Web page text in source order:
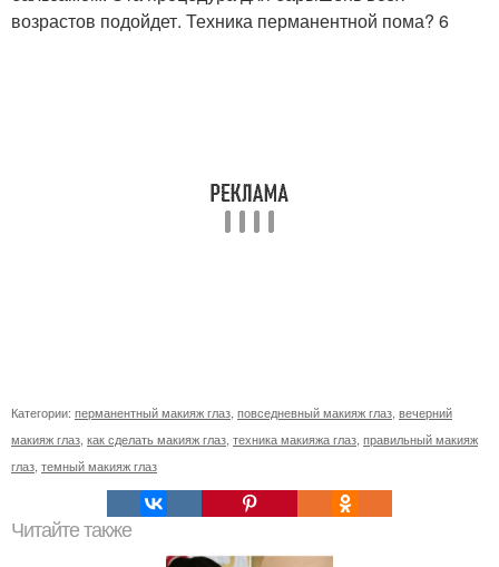
возрастов подойдет. Техника перманентной пома? 6
Категории: перманентный макияж глаз повседневный макияж глаз вечерний
макияж глаз как сделать макияж глаз техника макияжа глаз правильный макияж
глаз темный макияж глаз
Читайте также